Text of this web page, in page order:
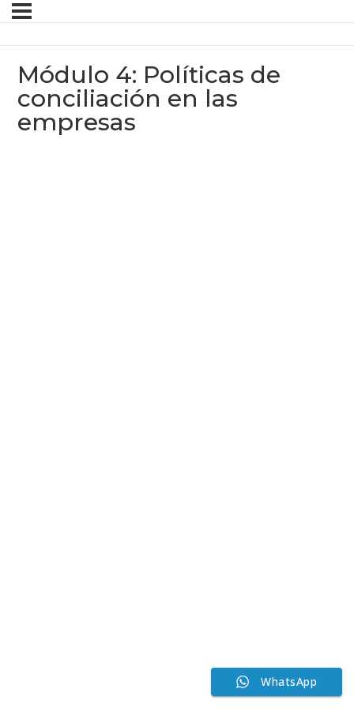
Módulo 4: Políticas de
conciliación en las
empresas
WhatsApp